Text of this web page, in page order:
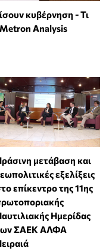
κυβέρνηση - Τι
Analysis
μετάβαση και
εξελίξεις
επίκεντρο της 11ης
Ημερίδας
ΣΑΕΚ ΑΛΦΑ